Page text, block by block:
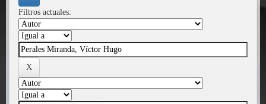
Filtros actuales: